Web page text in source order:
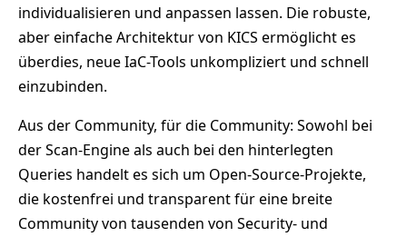
individualisieren und anpassen lassen. Die robuste,
aber einfache Architektur von KICS ermöglicht es
überdies, neue IaC-Tools unkompliziert und schnell
einzubinden.
Aus der Community, für die Community: Sowohl bei
der Scan-Engine als auch bei den hinterlegten
Queries handelt es sich um Open-Source-Projekte,
die kostenfrei und transparent für eine breite
Community von tausenden von Security- und